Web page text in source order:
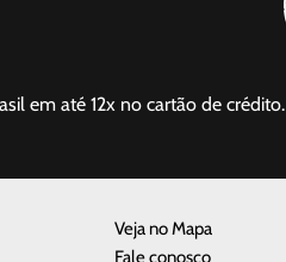
em até 12x no cartão de crédito.
Veja no Mapa
Fale conosco